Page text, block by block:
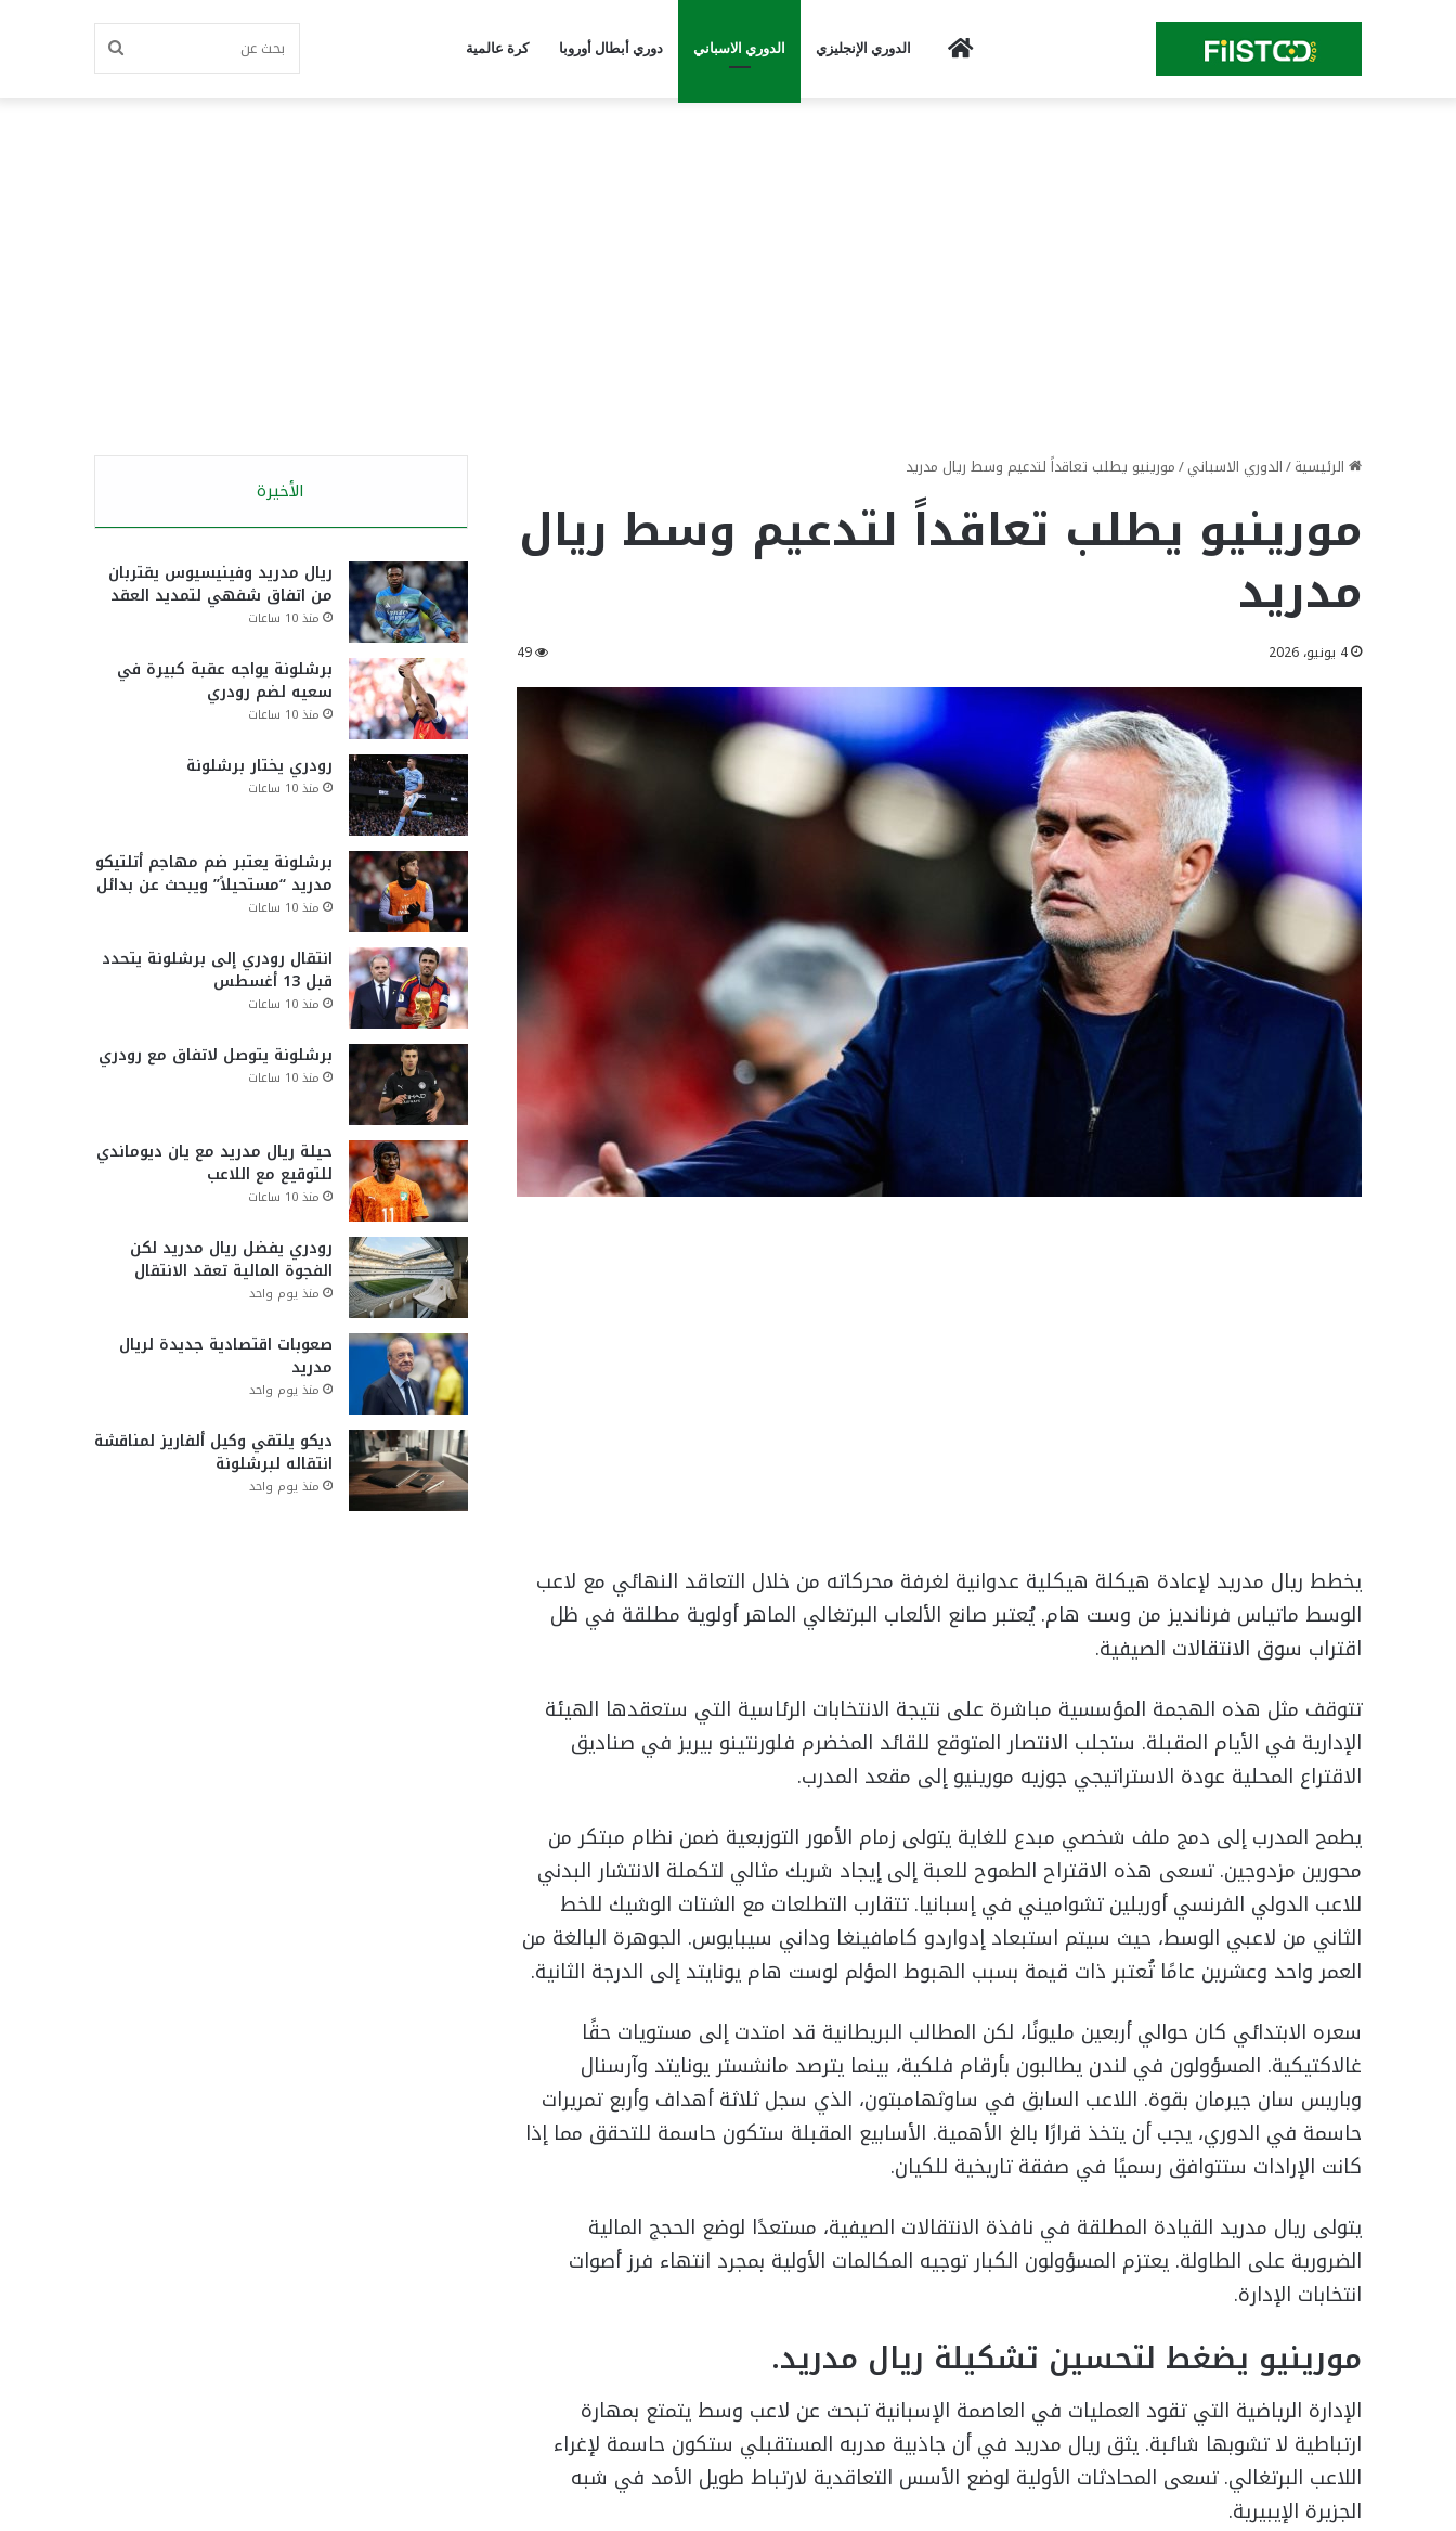
Home الدوري الإنجليزي الدوري الاسباني دوري أبطال أوروبا كرة عالمية بحث
الرئيسية/الدوري الاسباني/مورينيو يطلب تعاقداً لتدعيم وسط ريال مدريد
مورينيو يطلب تعاقداً لتدعيم وسط ريال
مدريد
4 يونيو، 2026 49
يخطط ريال مدريد لإعادة هيكلة هيكلية عدوانية لغرفة محركاته من خلال التعاقد النهائي مع لاعب
الوسط ماتياس فرنانديز من وست هام. يُعتبر صانع الألعاب البرتغالي الماهر أولوية مطلقة في ظل
اقتراب سوق الانتقالات الصيفية.
تتوقف مثل هذه الهجمة المؤسسية مباشرة على نتيجة الانتخابات الرئاسية التي ستعقدها الهيئة
الإدارية في الأيام المقبلة. ستجلب الانتصار المتوقع للقائد المخضرم فلورنتينو بيريز في صناديق
الاقتراع المحلية عودة الاستراتيجي جوزيه مورينيو إلى مقعد المدرب.
يطمح المدرب إلى دمج ملف شخصي مبدع للغاية يتولى زمام الأمور التوزيعية ضمن نظام مبتكر من
محورين مزدوجين. تسعى هذه الاقتراح الطموح للعبة إلى إيجاد شريك مثالي لتكملة الانتشار البدني
للاعب الدولي الفرنسي أوريلين تشواميني في إسبانيا. تتقارب التطلعات مع الشتات الوشيك للخط
الثاني من لاعبي الوسط، حيث سيتم استبعاد إدواردو كامافينغا وداني سيبايوس. الجوهرة البالغة من
العمر واحد وعشرين عامًا تُعتبر ذات قيمة بسبب الهبوط المؤلم لوست هام يونايتد إلى الدرجة الثانية.
سعره الابتدائي كان حوالي أربعين مليونًا، لكن المطالب البريطانية قد امتدت إلى مستويات حقًا
غالاكتيكية. المسؤولون في لندن يطالبون بأرقام فلكية، بينما يترصد مانشستر يونايتد وآرسنال
وباريس سان جيرمان بقوة. اللاعب السابق في ساوثهامبتون، الذي سجل ثلاثة أهداف وأربع تمريرات
حاسمة في الدوري، يجب أن يتخذ قرارًا بالغ الأهمية. الأسابيع المقبلة ستكون حاسمة للتحقق مما إذا
كانت الإرادات ستتوافق رسميًا في صفقة تاريخية للكيان.
يتولى ريال مدريد القيادة المطلقة في نافذة الانتقالات الصيفية، مستعدًا لوضع الحجج المالية
الضرورية على الطاولة. يعتزم المسؤولون الكبار توجيه المكالمات الأولية بمجرد انتهاء فرز أصوات
انتخابات الإدارة.
مورينيو يضغط لتحسين تشكيلة ريال مدريد.
الإدارة الرياضية التي تقود العمليات في العاصمة الإسبانية تبحث عن لاعب وسط يتمتع بمهارة
ارتباطية لا تشوبها شائبة. يثق ريال مدريد في أن جاذبية مدربه المستقبلي ستكون حاسمة لإغراء
اللاعب البرتغالي. تسعى المحادثات الأولية لوضع الأسس التعاقدية لارتباط طويل الأمد في شبه
الجزيرة الإيبيرية.
الأخيرة
ريال مدريد وفينيسيوس يقتربان
من اتفاق شفهي لتمديد العقد
منذ 10 ساعات
برشلونة يواجه عقبة كبيرة في
سعيه لضم رودري
منذ 10 ساعات
رودري يختار برشلونة
منذ 10 ساعات
برشلونة يعتبر ضم مهاجم أتلتيكو
مدريد “مستحيلاً” ويبحث عن بدائل
منذ 10 ساعات
انتقال رودري إلى برشلونة يتحدد
قبل 13 أغسطس
منذ 10 ساعات
برشلونة يتوصل لاتفاق مع رودري
منذ 10 ساعات
حيلة ريال مدريد مع يان ديوماندي
للتوقيع مع اللاعب
منذ 10 ساعات
رودري يفضل ريال مدريد لكن
الفجوة المالية تعقد الانتقال
منذ يوم واحد
صعوبات اقتصادية جديدة لريال
مدريد
منذ يوم واحد
ديكو يلتقي وكيل ألفاريز لمناقشة
انتقاله لبرشلونة
منذ يوم واحد